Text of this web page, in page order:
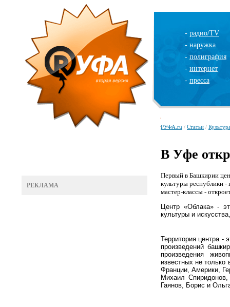
- радио/TV
- наружка
- полиграфия
- интернет
- пресса
РЕКЛАМА
РУФА.ru / Статьи /
В Уфе
Первый в Башкирии
культуры республики -
мастер-классы -
Центр «Облака» -
культуры и
Территория центра -
произведений
произведения
известных не только
Франции, Америки,
Михаил
Гаянов, Борис и